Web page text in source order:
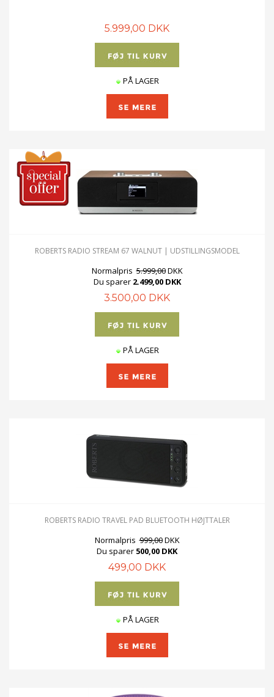
5.999,00 DKK
PÅ LAGER
ROBERTS RADIO STREAM 67 WALNUT | UDSTILLINGSMODEL
Normalpris 5.999,00DKK
Du sparer 2.499,00 DKK
3.500,00 DKK
PÅ LAGER
ROBERTS RADIO TRAVEL PAD BLUETOOTH HØJTTALER
Normalpris 999,00DKK
Du sparer 500,00 DKK
499,00 DKK
PÅ LAGER